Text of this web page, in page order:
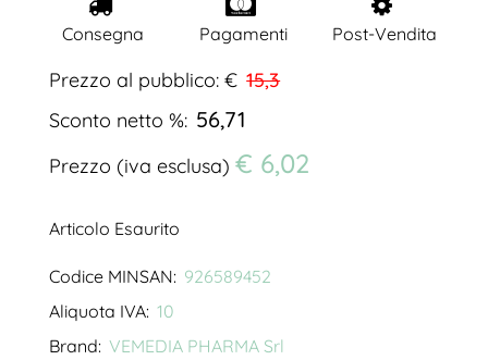
Consegna Pagamenti Post-Vendita
Prezzo al pubblico: € 15,3
Sconto netto %: 56,71
Prezzo (iva esclusa) € 6,02
Articolo Esaurito
Codice MINSAN: 926589452
Aliquota IVA: 10
Brand: VEMEDIA PHARMA Srl